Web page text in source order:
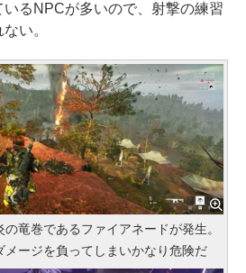
るNPCが多いので、射撃の練習
い。
竜巻であるファイアネードが発生。
ージを負ってしまいかなり危険だ